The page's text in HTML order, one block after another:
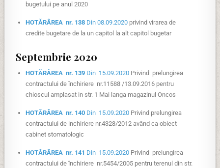
bugetului pe anul 2020
HOTĂRÂREA nr. 138 Din 08.09.2020 privind virarea de
credite bugetare de la un capitol la alt capitol bugetar
Septembrie 2020
HOTĂRÂREA nr. 139 Din 15.09.2020 Privind prelungirea
contractului de închiriere nr.11588 /13.09.2016 pentru
chioscul amplasat in str. 1 Mai langa magazinul Oncos
HOTĂRÂREA nr. 140 Din 15.09.2020 Privind prelungirea
contractului de inchiriere nr.4328/2012 având ca obiect
cabinet stomatologic
HOTĂRÂREA nr. 141 Din 15.09.2020 Privind prelungirea
contractului de închiriere nr.5454/2005 pentru terenul din str.